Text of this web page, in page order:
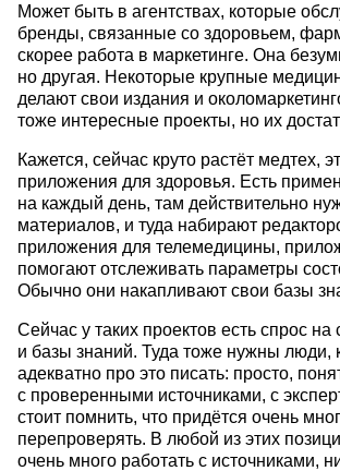
Может быть в агентствах, которые
бренды, связанные со здоровьем,
скорее работа в маркетинге. Она
но другая. Некоторые крупные
делают свои издания и
тоже интересные проекты, но их
Кажется, сейчас круто растёт медтех,
приложения для здоровья. Есть
на каждый день, там действительно
материалов, и туда набирают
приложения для телемедицины,
помогают отслеживать параметры
Обычно они накапливают свои базы
Сейчас у таких проектов есть спрос на
и базы знаний. Туда тоже нужны люди,
адекватно про это писать: просто,
с проверенными источниками, с
стоит помнить, что придётся очень
перепроверять. В любой из этих
очень много работать с источниками,